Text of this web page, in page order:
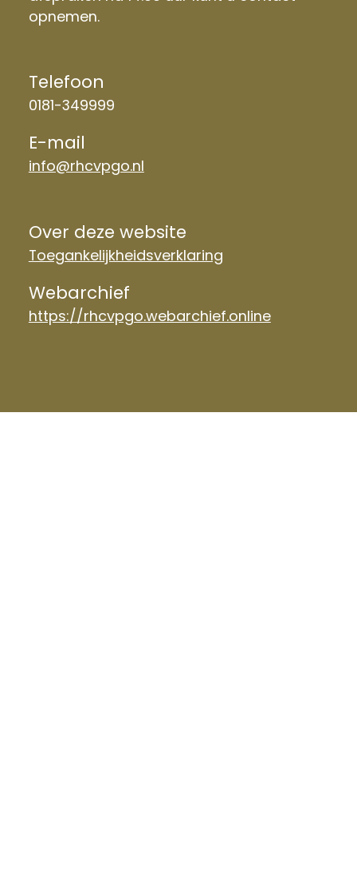
opnemen.
Telefoon
0181-349999
E-mail
info@rhcvpgo.nl
Over deze website
Toegankelijkheidsverklaring
Webarchief
https://rhcvpgo.webarchief.online